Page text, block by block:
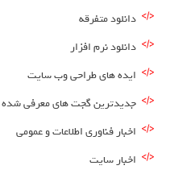
دانلود متفرقه
دانلود نرم افزار
ایده های طراحی وب سایت
جدیدترین گجت های معرفی شده
اخبار فناوری اطلاعات و عمومی
اخبار سایت